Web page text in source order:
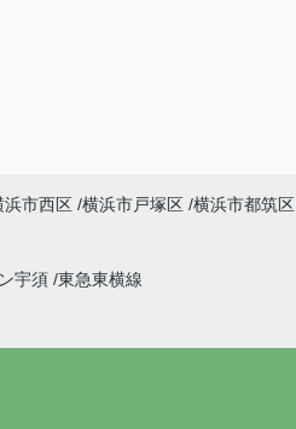
浜市西区 横浜市戸塚区 横浜市都筑区
宇須 東急東横線